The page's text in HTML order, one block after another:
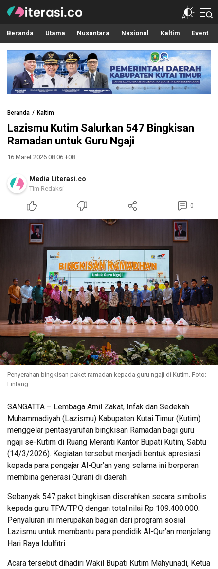
Literasi.co
Pilar Informasi
Beranda Utama Nusantara Nasional Kaltim Event
Beranda Kaltim
Lazismu Kutim Salurkan 547 Bingkisan
Ramadan untuk Guru Ngaji
16 Maret 2026 08:06 +08
Media Literasi.co
Tim Redaksi
0
Penyerahan bingkisan paket ramadan kepada guru ngaji di Kutim. Foto:
Lintang
SANGATTA – Lembaga Amil Zakat, Infak dan Sedekah
Muhammadiyah (Lazismu) Kabupaten Kutai Timur (Kutim)
menggelar pentasyarufan bingkisan Ramadan bagi guru
ngaji se-Kutim di Ruang Meranti Kantor Bupati Kutim, Sabtu
(14/3/2026). Kegiatan tersebut menjadi bentuk apresiasi
kepada para pengajar Al-Qur’an yang selama ini berperan
membina generasi Qurani di daerah.
Sebanyak 547 paket bingkisan diserahkan secara simbolis
kepada guru TPA/TPQ dengan total nilai Rp 109.400.000.
Penyaluran ini merupakan bagian dari program sosial
Lazismu untuk membantu para pendidik Al-Qur’an menjelang
Hari Raya Idulfitri.
Acara tersebut dihadiri Wakil Bupati Kutim Mahyunadi, Ketua